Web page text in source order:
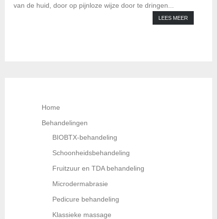
van de huid, door op pijnloze wijze door te dringen...
LEES MEER
Home
Behandelingen
BIOBTX-behandeling
Schoonheidsbehandeling
Fruitzuur en TDA behandeling
Microdermabrasie
Pedicure behandeling
Klassieke massage